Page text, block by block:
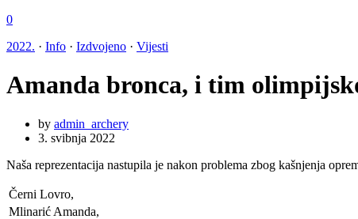
0
2022. · Info · Izdvojeno · Vijesti
Amanda bronca, i tim
by admin_archery
3. svibnja 2022
Naša reprezentacija nastupila je nakon problema zbog kašnjenja
Černi Lovro,
Mlinarić Amanda,